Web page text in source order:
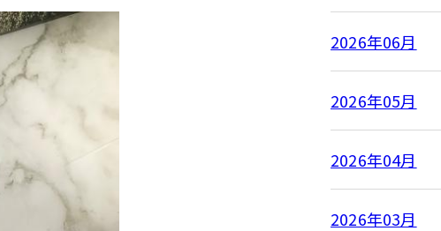
2026年06月
2026年05月
2026年04月
2026年03月